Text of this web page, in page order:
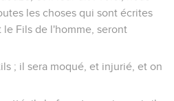
les choses qui sont écrites
le Fils de l'homme, seront
; il sera moqué, et injurié, et on